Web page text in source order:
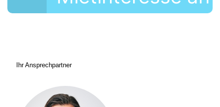
Ihr Ansprechpartner